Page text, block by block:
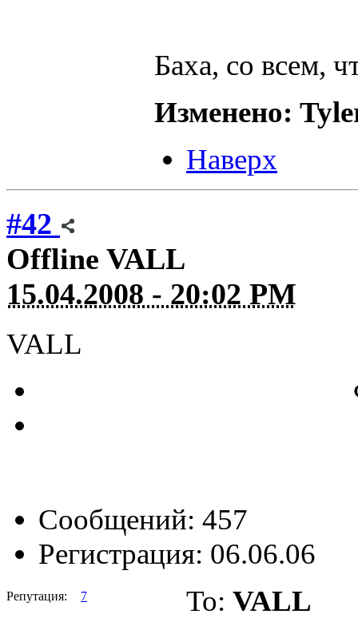
Баха, со всем,
Изменено:
Наверх
#42
Offline VALL
15.04.2008 - 20:02 PM
VALL
Сообщений: 457
Регистрация: 06.06.06
Репутация: 7 To: VALL